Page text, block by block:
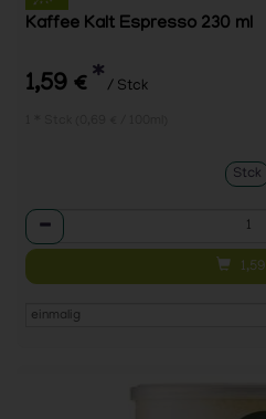
Kaffee Kalt Espresso 230 ml
1,59 € * / Stck
Stck
Anzahl
1,59